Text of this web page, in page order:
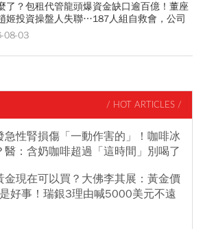
了？包租代管龍頭爆資金缺口逾百億！董座
姬投資操盤人失聯…187人組自救會，公司
08-03
/ HOT ARTICLES /
急性腎損傷「一動作害的」！咖啡冰
醫：含奶咖啡超過「這時間」別喝了
金現在可以買？大佛李其展：黃金價
好事！瑞銀3理由喊5000美元不遠